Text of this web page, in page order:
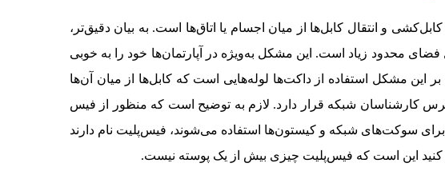
و انتقال کابل‌ها از میان اجسام یا اتاق‌ها است. به بیان دقیق‌تر،
محدود زیاد است. این مشکل به‌ویژه در آپارتمان‌ها خود را به خوبی
مشکل استفاده از داکت‌ها لوله‌هایی است که کابل‌ها از میان آن‌ها
کارشناسان شبکه قرار دارد. لازم به توضیح است که منظور از فیس
سوکت‌های شبکه و کیستون‌ها استفاده می‌شوند، فیس‌پلیت نام دارند
کنید این است که فیس‌پلیت چیزی بیش از یک پوسته نیست.